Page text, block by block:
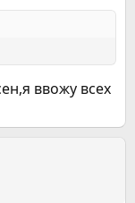
ввожу всех